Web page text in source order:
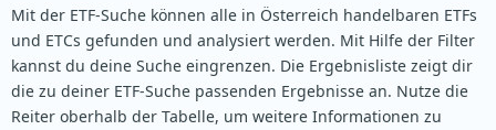
Mit der ETF-Suche können alle in Österreich handelbaren ETFs
und ETCs gefunden und analysiert werden. Mit Hilfe der Filter
kannst du deine Suche eingrenzen. Die Ergebnisliste zeigt dir
die zu deiner ETF-Suche passenden Ergebnisse an. Nutze die
Reiter oberhalb der Tabelle, um weitere Informationen zu